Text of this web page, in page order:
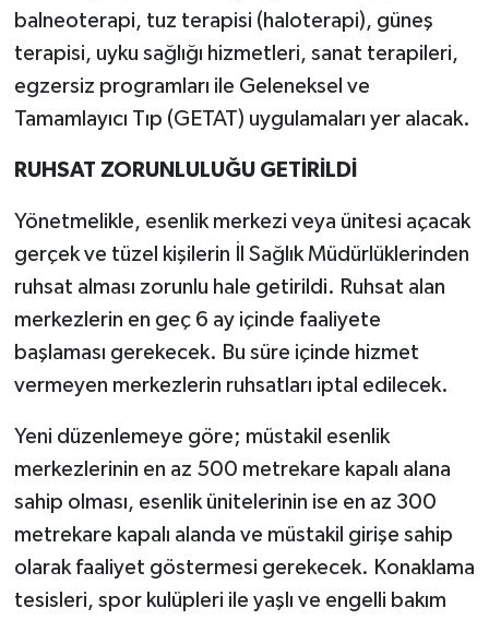
balneoterapi, tuz terapisi (haloterapi), güneş
terapisi, uyku sağlığı hizmetleri, sanat terapileri,
egzersiz programları ile Geleneksel ve
Tamamlayıcı Tıp (GETAT) uygulamaları yer alacak.
RUHSAT ZORUNLULUĞU GETİRİLDİ
Yönetmelikle, esenlik merkezi veya ünitesi açacak
gerçek ve tüzel kişilerin İl Sağlık Müdürlüklerinden
ruhsat alması zorunlu hale getirildi. Ruhsat alan
merkezlerin en geç 6 ay içinde faaliyete
başlaması gerekecek. Bu süre içinde hizmet
vermeyen merkezlerin ruhsatları iptal edilecek.
Yeni düzenlemeye göre; müstakil esenlik
merkezlerinin en az 500 metrekare kapalı alana
sahip olması, esenlik ünitelerinin ise en az 300
metrekare kapalı alanda ve müstakil girişe sahip
olarak faaliyet göstermesi gerekecek. Konaklama
tesisleri, spor kulüpleri ile yaşlı ve engelli bakım